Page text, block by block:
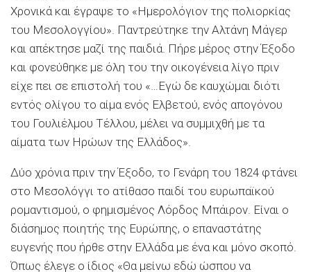
Χρονικά και έγραψε το «Ημερολόγιον της πολιορκίας
του Μεσολογγίου». Παντρεύτηκε την Αλτάνη Μάγερ
και απέκτησε μαζί της παιδιά. Πήρε μέρος στην Έξοδο
και φονεύθηκε με όλη του την οικογένεια λίγο πριν
είχε πει σε επιστολή του «…Εγώ δε καυχώμαι διότι
εντός ολίγου το αίμα ενός Ελβετού, ενός απογόνου
του Γουλιέλμου Τέλλου, μέλει να συμμιχθή με τα
αίματα των Ηρώων της Ελλάδος».
Δύο χρόνια πριν την Έξοδο, το Γενάρη του 1824 φτάνει
στο Μεσολόγγι το ατίθασο παιδί του ευρωπαϊκού
ρομαντισμού, ο φημισμένος Λόρδος Μπάιρον. Είναι ο
διάσημος ποιητής της Ευρώπης, ο επαναστάτης
ευγενής που ήρθε στην Ελλάδα με ένα και μόνο σκοπό.
Όπως έλεγε ο ίδιος «Θα μείνω εδώ ώσπου να